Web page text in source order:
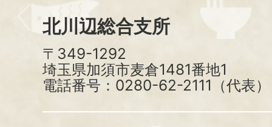
北川辺総合支所
〒349-1292
埼玉県加須市麦倉1481番地1
電話番号：0280-62-2111（代表）